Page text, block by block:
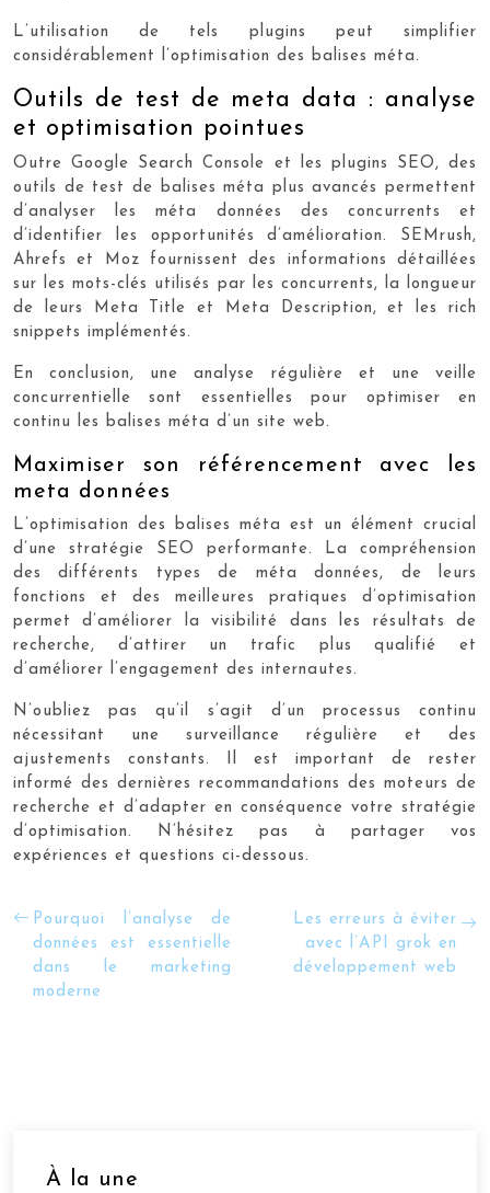
L’utilisation de tels plugins peut simplifier
considérablement l’optimisation des balises méta.
Outils de test de meta data : analyse
et optimisation pointues
Outre Google Search Console et les plugins SEO, des
outils de test de balises méta plus avancés permettent
d’analyser les méta données des concurrents et
d’identifier les opportunités d’amélioration. SEMrush,
Ahrefs et Moz fournissent des informations détaillées
sur les mots-clés utilisés par les concurrents, la longueur
de leurs Meta Title et Meta Description, et les rich
snippets implémentés.
En conclusion, une analyse régulière et une veille
concurrentielle sont essentielles pour optimiser en
continu les balises méta d’un site web.
Maximiser son référencement avec les
meta données
L’optimisation des balises méta est un élément crucial
d’une stratégie SEO performante. La compréhension
des différents types de méta données, de leurs
fonctions et des meilleures pratiques d’optimisation
permet d’améliorer la visibilité dans les résultats de
recherche, d’attirer un trafic plus qualifié et
d’améliorer l’engagement des internautes.
N’oubliez pas qu’il s’agit d’un processus continu
nécessitant une surveillance régulière et des
ajustements constants. Il est important de rester
informé des dernières recommandations des moteurs de
recherche et d’adapter en conséquence votre stratégie
d’optimisation. N’hésitez pas à partager vos
expériences et questions ci-dessous.
Pourquoi l’analyse de
données est essentielle
dans le marketing
moderne
Les erreurs à éviter
avec l’API grok en
développement web
À la une